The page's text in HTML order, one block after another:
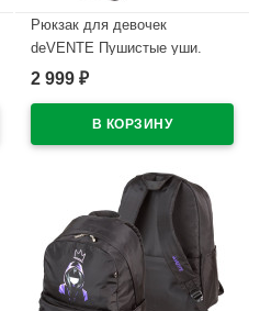
Рюкзак для девочек
deVENTE Пушистые уши.
Кролик (Fluffy Ears. Rabbit)
2 999 ₽